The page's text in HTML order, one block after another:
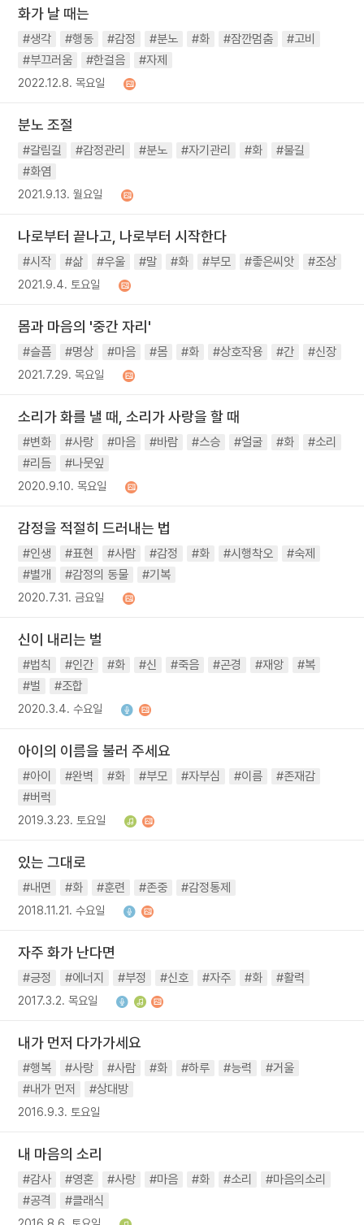
화가 날 때는
#생각 #행동 #감정 #분노 #화 #잠깐멈춤
#고비
#부끄러움
#한걸음 #자제
2022.12.8. 목요일
분노 조절
#갈림길 #감정관리 #분노 #자기관리 #화
#불길
#화염
2021.9.13. 월요일
나로부터 끝나고, 나로부터 시작한다
#시작 #삶 #우울 #말 #화 #부모 #좋은씨앗 #조상
2021.9.4. 토요일
몸과 마음의 '중간 자리'
#슬픔 #명상 #마음 #몸 #화 #상호작용 #간 #신장
2021.7.29. 목요일
소리가 화를 낼 때, 소리가 사랑을 할 때
#변화 #사랑 #마음 #바람 #스승 #얼굴 #화
#소리
#리듬
#나뭇잎
2020.9.10. 목요일
감정을 적절히 드러내는 법
#인생 #표현 #사람 #감정 #화 #시행착오
#숙제
#별개
#감정의 동물 #기복
2020.7.31. 금요일
신이 내리는 벌
#법칙 #인간 #화 #신 #죽음 #곤경 #재앙
#복
#벌
#조합
2020.3.4. 수요일
아이의 이름을 불러 주세요
#아이 #완벽 #화 #부모 #자부심 #이름
#존재감
#버럭
2019.3.23. 토요일
있는 그대로
#내면 #화 #훈련 #존중 #감정통제
2018.11.21. 수요일
자주 화가 난다면
#긍정 #에너지 #부정 #신호 #자주 #화 #활력
2017.3.2. 목요일
내가 먼저 다가가세요
#행복 #사랑 #사람 #화 #하루 #능력
#거울
#내가 먼저
#상대방
2016.9.3. 토요일
내 마음의 소리
#감사 #영혼 #사랑 #마음 #화 #소리
#마음의소리
#공격
#클래식